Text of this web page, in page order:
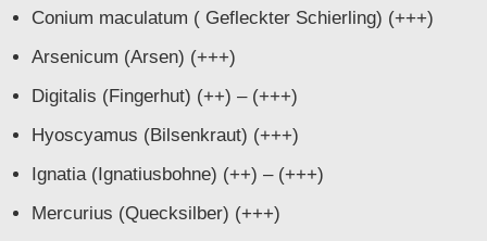
Conium maculatum ( Gefleckter Schierling) (+++)
Arsenicum (Arsen) (+++)
Digitalis (Fingerhut) (++) – (+++)
Hyoscyamus (Bilsenkraut) (+++)
Ignatia (Ignatiusbohne) (++) – (+++)
Mercurius (Quecksilber) (+++)